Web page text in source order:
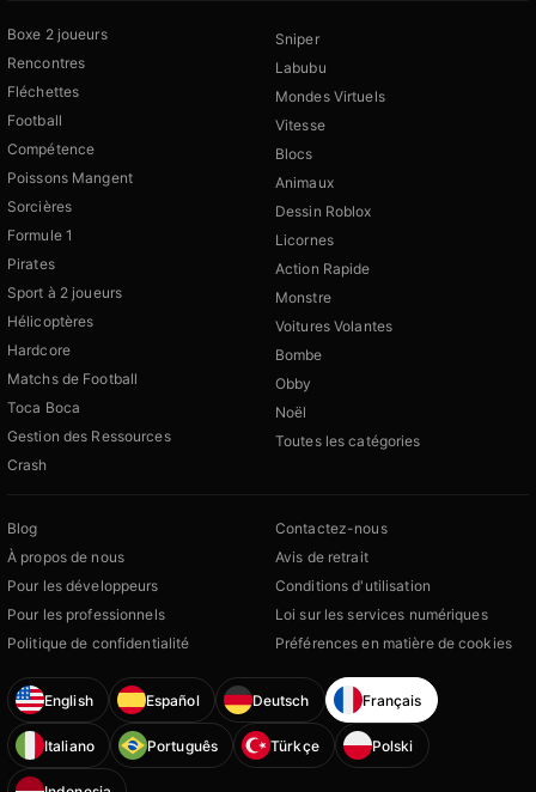
Boxe 2 joueurs
Rencontres
Fléchettes
Football
Compétence
Poissons Mangent
Sorcières
Formule 1
Pirates
Sport à 2 joueurs
Hélicoptères
Hardcore
Matchs de Football
Toca Boca
Gestion des Ressources
Crash
Sniper
Labubu
Mondes Virtuels
Vitesse
Blocs
Animaux
Dessin Roblox
Licornes
Action Rapide
Monstre
Voitures Volantes
Bombe
Obby
Noël
Toutes les catégories
Blog
À propos de nous
Pour les développeurs
Pour les professionnels
Politique de confidentialité
Contactez-nous
Avis de retrait
Conditions d'utilisation
Loi sur les services numériques
Préférences en matière de cookies
English Español Deutsch Français
Italiano Português Türkçe Polski